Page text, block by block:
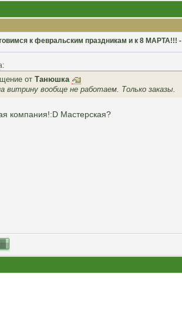
к февральским праздникам и к 8 МАРТА!!! -
от Танюшка
витрину вообще не работаем. Только заказы.
компания!:D Мастерская?